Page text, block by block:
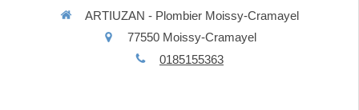
ARTIUZAN - Plombier Moissy-Cramayel
77550 Moissy-Cramayel
0185155363